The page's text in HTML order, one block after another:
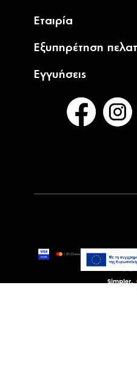
Αναμένεται σύντομα
Εταιρία
Εξυπηρέτηση
Εγγυήσεις